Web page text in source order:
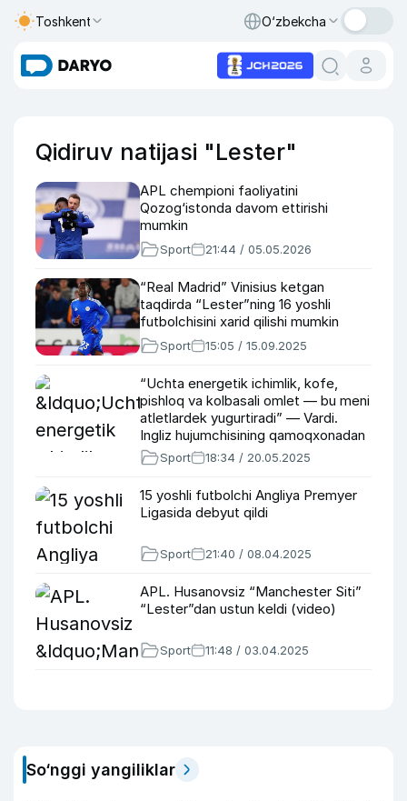
Toshkent O‘zbekcha
Qidiruv natijasi "Lester"
APL chempioni faoliyatini
Qozog‘istonda davom ettirishi
mumkin
Sport 21:44 / 05.05.2026
“Real Madrid” Vinisius ketgan
taqdirda “Lester”ning 16 yoshli
futbolchisini xarid qilishi mumkin
Sport 15:05 / 15.09.2025
“Uchta energetik ichimlik, kofe,
pishloq va kolbasali omlet — bu meni
atletlardek yugurtiradi” — Vardi.
Ingliz hujumchisining qamoqxonadan
APLgacha bo‘lgan yo‘li
Sport 18:34 / 20.05.2025
15 yoshli futbolchi Angliya Premyer
Ligasida debyut qildi
Sport 21:40 / 08.04.2025
APL. Husanovsiz “Manchester Siti”
“Lester”dan ustun keldi (video)
Sport 11:48 / 03.04.2025
So‘nggi yangiliklar